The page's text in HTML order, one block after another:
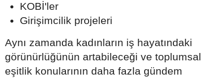
KOBİ'ler
Girişimcilik projeleri
Aynı zamanda kadınların iş hayatındaki
görünürlüğünün artabileceği ve toplumsal
eşitlik konularının daha fazla gündem